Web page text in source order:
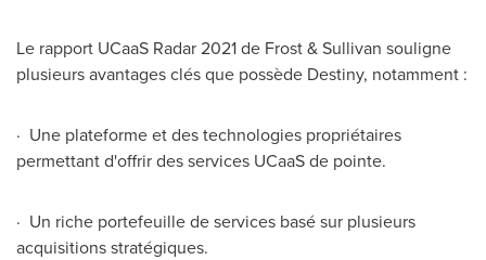
Le rapport UCaaS Radar 2021 de Frost & Sullivan souligne
plusieurs avantages clés que possède Destiny, notamment :
· Une plateforme et des technologies propriétaires
permettant d'offrir des services UCaaS de pointe.
· Un riche portefeuille de services basé sur plusieurs
acquisitions stratégiques.